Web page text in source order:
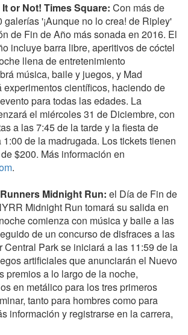
or Not! Times Square: Con más de
galerías '¡Aunque no lo crea! de Ripley'
de Fin de Año más sonada en 2016. El
incluye barra libre, aperitivos de cóctel
llena de entretenimiento
música, baile y juegos, y Mad
científicos, haciendo de
para todas las edades. La
el miércoles 31 de Diciembre, con
a las 7:45 de la tarde y la fiesta de
de la madrugada. Los tickets tienen
$200. Más información en
.
Midnight Run: el Día de Fin de
Midnight Run tomará su salida en
comienza con música y baile a las
de un concurso de disfraces a las
Central Park se iniciará a las 11:59 de la
artificiales que anunciarán el Nuevo
premios a lo largo de la noche,
en metálico para los tres primeros
tanto para hombres como para
información y registrarse en la carrera,